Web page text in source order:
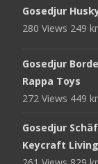
Gosedjur
280 Views 249 kr
Gosedjur
Rappa Toys
272 Views 449 kr
Gosedjur
Keycraft